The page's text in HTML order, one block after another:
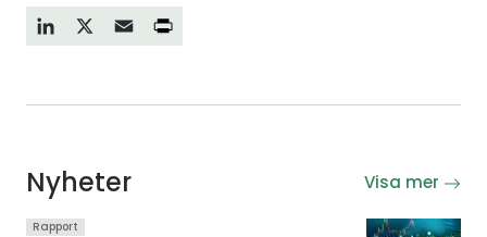
LinkedIn
X Email
Nyheter Visa mer
Rapport